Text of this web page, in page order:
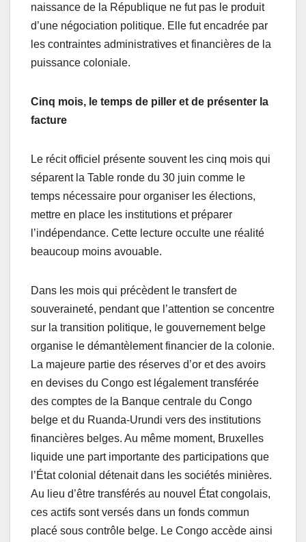
naissance de la République ne fut pas le produit
d’une négociation politique. Elle fut encadrée par
les contraintes administratives et financières de la
puissance coloniale.
Cinq mois, le temps de piller et de présenter la
facture
Le récit officiel présente souvent les cinq mois qui
séparent la Table ronde du 30 juin comme le
temps nécessaire pour organiser les élections,
mettre en place les institutions et préparer
l’indépendance. Cette lecture occulte une réalité
beaucoup moins avouable.
Dans les mois qui précèdent le transfert de
souveraineté, pendant que l’attention se concentre
sur la transition politique, le gouvernement belge
organise le démantèlement financier de la colonie.
La majeure partie des réserves d’or et des avoirs
en devises du Congo est légalement transférée
des comptes de la Banque centrale du Congo
belge et du Ruanda-Urundi vers des institutions
financières belges. Au même moment, Bruxelles
liquide une part importante des participations que
l’État colonial détenait dans les sociétés minières.
Au lieu d’être transférés au nouvel État congolais,
ces actifs sont versés dans un fonds commun
placé sous contrôle belge. Le Congo accède ainsi